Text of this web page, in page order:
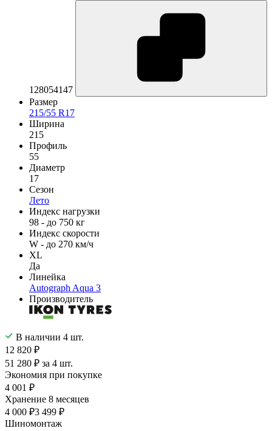
128054147
Размер
215/55 R17
Ширина
215
Профиль
55
Диаметр
17
Сезон
Лето
Индекс нагрузки
98 - до 750 кг
Индекс скорости
W - до 270 км/ч
XL
Да
Линейка
Autograph Aqua 3
Производитель
В наличии 4 шт.
12 820 ₽
51 280 ₽ за 4 шт.
Экономия при покупке
4 001 ₽
Хранение 8 месяцев
4 000 ₽3 499 ₽
Шиномонтаж